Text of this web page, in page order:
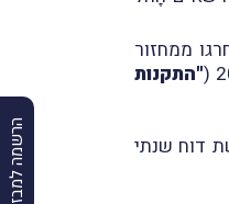
הרשמה למבזקים
יוחרגו ממחזור
"התקנות
דוח שנתי